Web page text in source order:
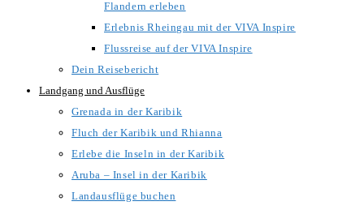
Flandern erleben
Erlebnis Rheingau mit der VIVA Inspire
Flussreise auf der VIVA Inspire
Dein Reisebericht
Landgang und Ausflüge
Grenada in der Karibik
Fluch der Karibik und Rhianna
Erlebe die Inseln in der Karibik
Aruba – Insel in der Karibik
Landausflüge buchen